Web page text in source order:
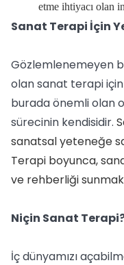
etme ihtiyacı olan
Sanat Terapi İçin
Gözlemlenemeyen
olan sanat terapi
burada önemli olan
sürecinin kendisidir.
sanatsal yeteneğe
Terapi boyunca,
ve rehberliği
Niçin Sanat
İç dünyamızı